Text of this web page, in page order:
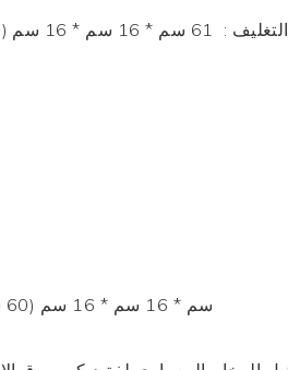
:
61 سم * 16 سم * 16 سم (60 سم طول لفة) 122 سم * 16 سم * 16 سم (122 سم طول لفة)